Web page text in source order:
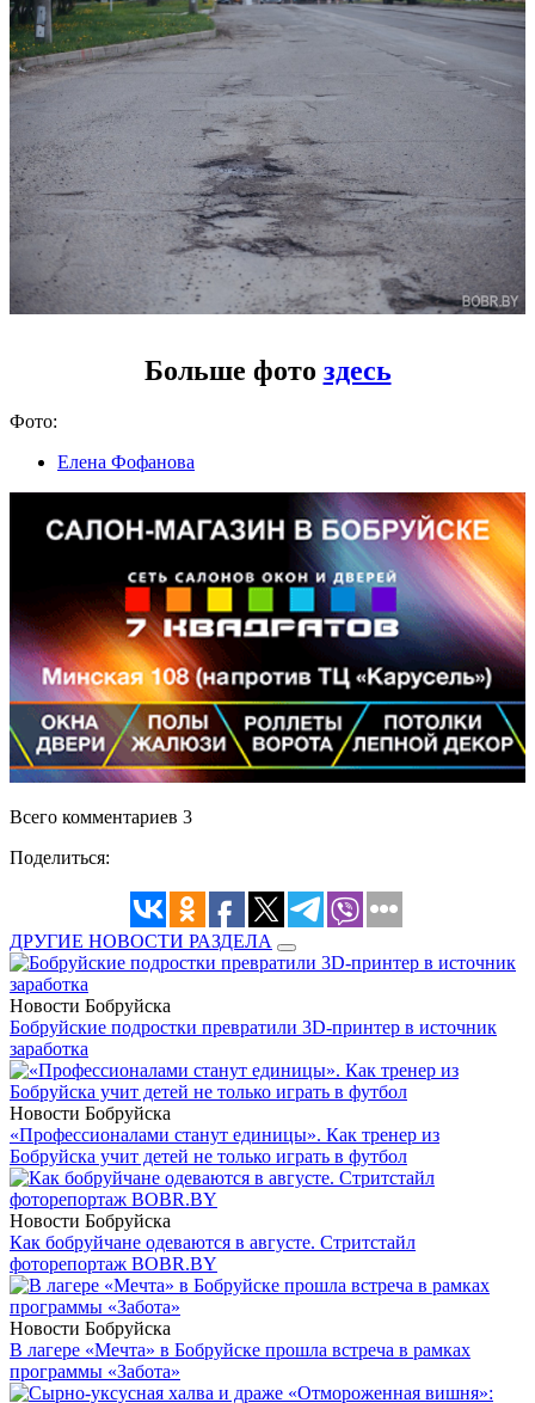
Больше фото здесь
Фото:
Елена Фофанова
Всего комментариев 3
Поделиться:
ДРУГИЕ НОВОСТИ РАЗДЕЛА
Новости Бобруйска
Бобруйские подростки превратили 3D-принтер в источник
заработка
Новости Бобруйска
«Профессионалами станут единицы». Как тренер из
Бобруйска учит детей не только играть в футбол
Новости Бобруйска
Как бобруйчане одеваются в августе. Стритстайл
фоторепортаж BOBR.BY
Новости Бобруйска
В лагере «Мечта» в Бобруйске прошла встреча в рамках
программы «Забота»